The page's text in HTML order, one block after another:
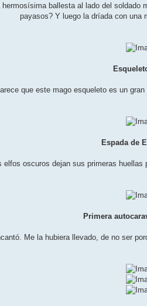
ballesta al lado del
payasos? Y luego la dríada con una
que este mago esqueleto es un
Espada de
elfos oscuros dejan sus primeras huellas
Primera
Me la hubiera llevado, de no ser